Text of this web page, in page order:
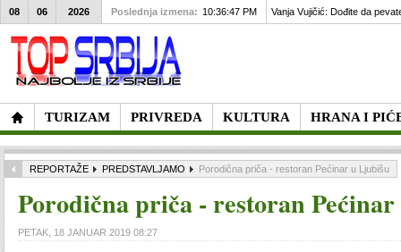
TURIZAM PRIVREDA KULTURA HRANA I
08 06 2026 Poslednja izmena: 10:36:47 PM Vanja Vujičić: Dođite da
REPORTAŽE PREDSTAVLJAMO Porodična priča - restoran Pećinar u Ljubišu
Porodična priča - restoran
PETAK, 18 JANUAR 2019 08:27